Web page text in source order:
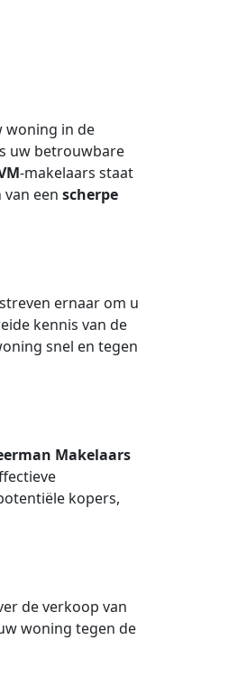
woning in de
uw betrouwbare
-makelaars staat
een scherpe
ernaar om u
kennis van de
snel en tegen
Makelaars
kopers,
de verkoop van
woning tegen de